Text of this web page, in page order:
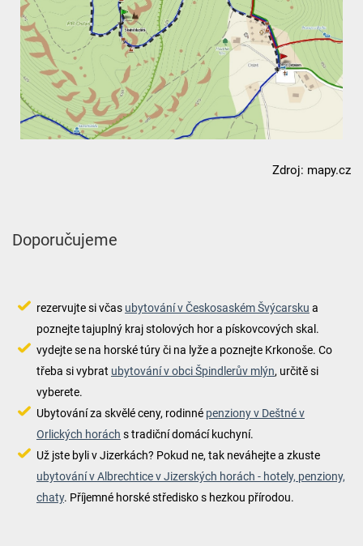
Zdroj: mapy.cz
Doporučujeme
rezervujte si včas ubytování v Českosaském Švýcarsku a
poznejte tajuplný kraj stolových hor a pískovcových skal.
vydejte se na horské túry či na lyže a poznejte Krkonoše. Co
třeba si vybrat ubytování v obci Špindlerův mlýn, určitě si
vyberete.
Ubytování za skvělé ceny, rodinné penziony v Deštné v
Orlických horách s tradiční domácí kuchyní.
Už jste byli v Jizerkách? Pokud ne, tak neváhejte a zkuste
ubytování v Albrechtice v Jizerských horách - hotely, penziony,
chaty. Příjemné horské středisko s hezkou přírodou.